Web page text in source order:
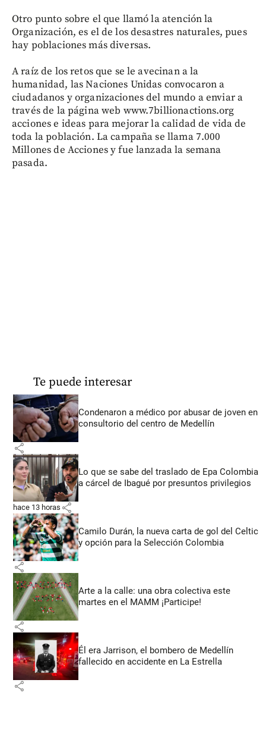
Otro punto sobre el que llamó la atención la
Organización, es el de los desastres naturales, pues
hay poblaciones más diversas.
A raíz de los retos que se le avecinan a la
humanidad, las Naciones Unidas convocaron a
ciudadanos y organizaciones del mundo a enviar a
través de la página web www.7billionactions.org
acciones e ideas para mejorar la calidad de vida de
toda la población. La campaña se llama 7.000
Millones de Acciones y fue lanzada la semana
pasada.
Te puede interesar
Condenaron a médico por abusar de joven en
consultorio del centro de Medellín
share
Lo que se sabe del traslado de Epa Colombia
a cárcel de Ibagué por presuntos privilegios
hace 13 horas share
Camilo Durán, la nueva carta de gol del Celtic
y opción para la Selección Colombia
share
Arte a la calle: una obra colectiva este
martes en el MAMM ¡Participe!
share
Él era Jarrison, el bombero de Medellín
fallecido en accidente en La Estrella
share